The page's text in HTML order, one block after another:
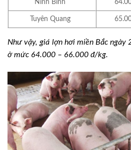
Ninh Bình
Tuyên Quang
Như vậy, giá lợn hơi miền Bắc
ở mức 64.000 – 66.000 đ/kg.